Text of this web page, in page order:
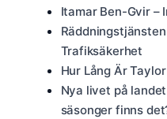
Itamar Ben-Gvir –
Trafiksäkerhet
Hur Lång Är
Nya livet på
säsonger finns